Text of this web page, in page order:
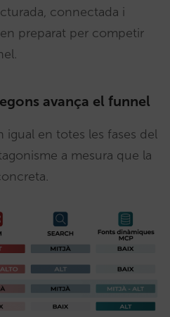
connectada i
preparat per competir
avança el funnel
igual en totes les fases del
a mesura que la